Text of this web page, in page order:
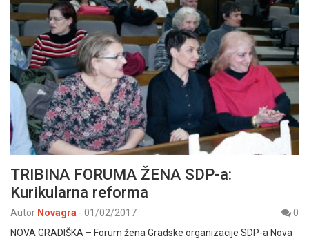
TRIBINA FORUMA ŽENA SDP-a:
Kurikularna reforma
Autor Novagra - 01/02/2017
0
NOVA GRADIŠKA – Forum žena Gradske organizacije SDP-a Nova